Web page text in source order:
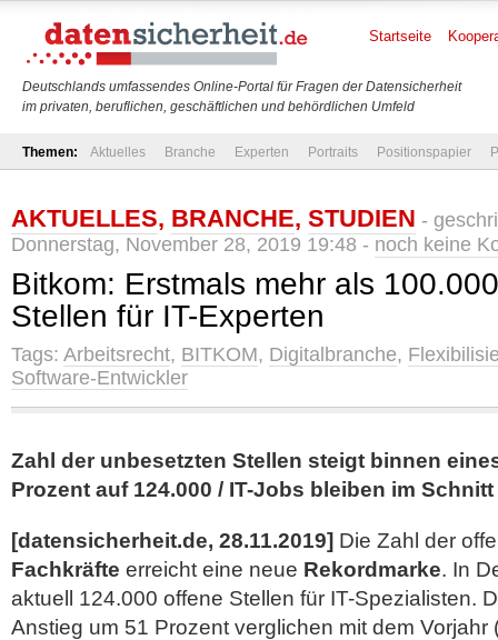
Deutschlands umfassendes Online-Portal für Fragen der Datensicherheit
im privaten, beruflichen, geschäftlichen und behördlichen Umfeld
Startseite
Themen: Aktuelles Branche Experten Portraits Positionspapier
AKTUELLES, BRANCHE, STUDIEN -
Donnerstag, November 28, 2019 19:48 - noch keine
Bitkom: Erstmals mehr als
Stellen für IT-Experten
Tags: Arbeitsrecht, BITKOM, Digitalbranche,
Software-Entwickler
Zahl der unbesetzten Stellen steigt binnen
Prozent auf 124.000 / IT-Jobs bleiben im
[datensicherheit.de, 28.11.2019] Die Zahl der
Fachkräfte erreicht eine neue Rekordmarke. In
aktuell 124.000 offene Stellen für IT-Spezialisten.
Anstieg um 51 Prozent verglichen mit dem Vorjahr